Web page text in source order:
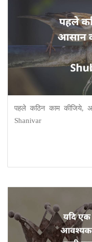
पहले कठिन काम कीजिये,
Shanivar